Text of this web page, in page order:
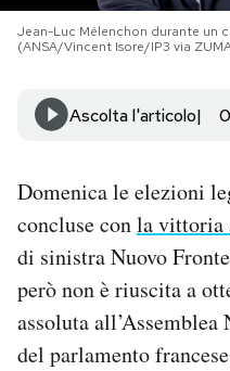
SHOP
Area Personale
Newsletter
Notifiche mobile
Regala il Post
Hai bisogno di aiuto?
Jean-Luc Mélenchon durante un
(ANSA/Vincent Isore/IP3 via
Ascolta l'articolo
Domenica le elezioni
concluse conla vittoria
di sinistra Nuovo
però non è riuscita a
assoluta all’Assemblea
del parlamento